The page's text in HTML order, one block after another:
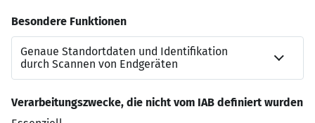
leiten – mit einem abgeschlossenen Studium hast Du
bei uns zahlreiche Möglichkeiten. Wir unterstützen Dich
auf dem Weg, den Du gehen möchtest.